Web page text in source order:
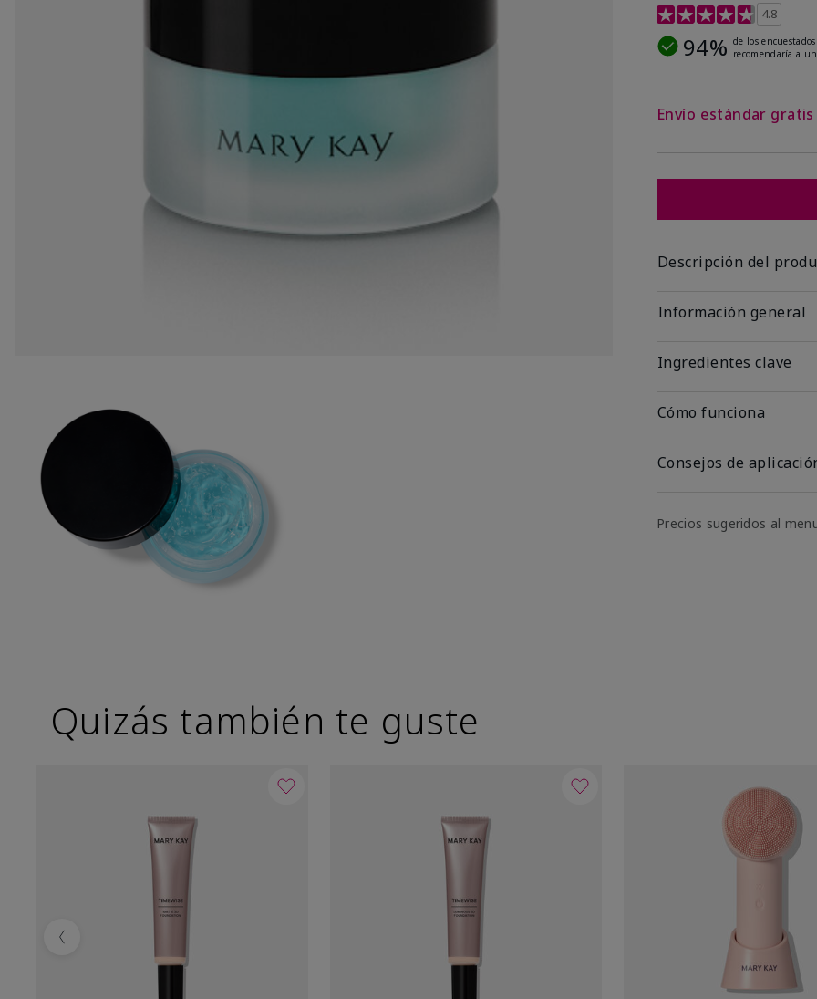
Calificación de clientes
4.8
94% de los encuestados
recomendaría a
Envío estándar
Descripción del
Información general
Ingredientes clave
Cómo funciona
Consejos de
Precios sugeridos al
Quizás también te guste
Previous